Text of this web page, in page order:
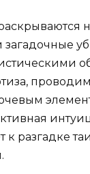
к разгадке